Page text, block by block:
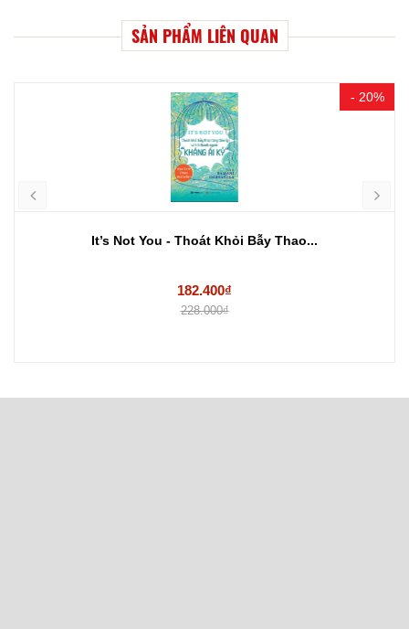
SẢN PHẨM LIÊN QUAN
- 20%
It’s Not You - Thoát Khỏi Bẫy Thao...
182.400₫
228.000₫